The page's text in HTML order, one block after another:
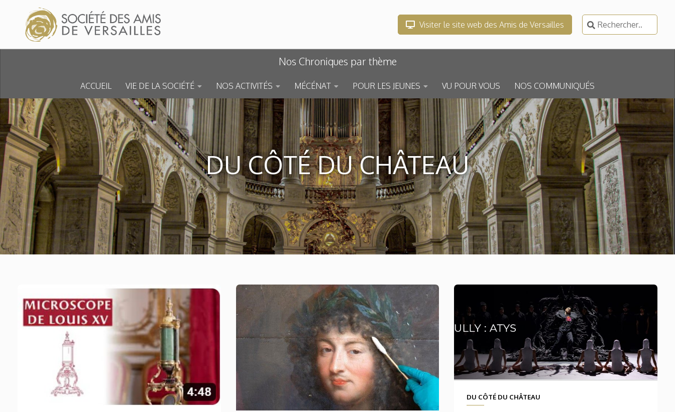
Skip to content
Visiter le site web des Amis de Versailles
Rechercher :
Nos Chroniques par thème
ACCUEIL VIE DE LA SOCIÉTÉ NOS ACTIVITÉS MÉCÉNAT POUR LES JEUNES VU POUR VOUS NOS COMMUNIQUÉS
DU CÔTÉ DU CHÂTEAU
DU CÔTÉ DU CHÂTEAU